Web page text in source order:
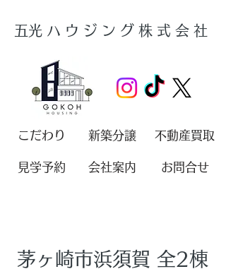
​五光ハウジング株式会社
こだわり 新築分譲 不動産買取
見学予約 会社案内 お問合せ
茅ヶ崎市浜須賀 全2棟